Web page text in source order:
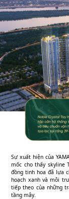
Sự xuất hiện của
mốc cho thấy skyline
đồng tinh hoa đã lựa
hoạch xanh và môi
tiếp theo của những
tầng mây.